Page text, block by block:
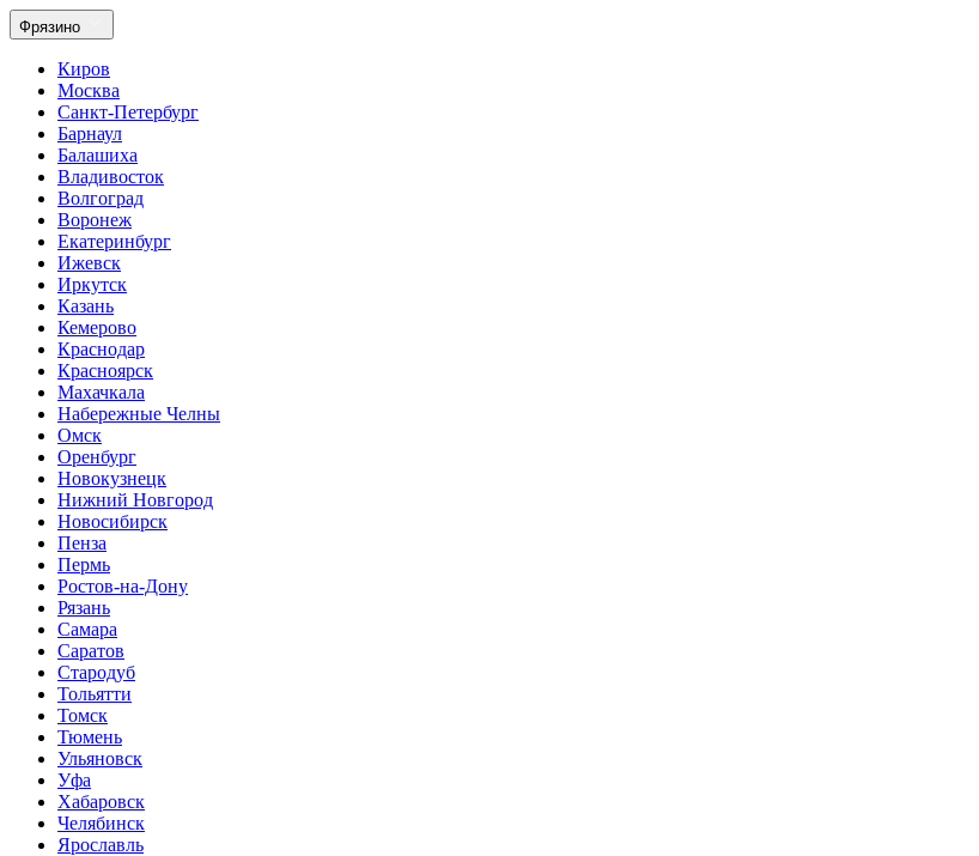
Фрязино
Киров
Москва
Санкт-Петербург
Барнаул
Балашиха
Владивосток
Волгоград
Воронеж
Екатеринбург
Ижевск
Иркутск
Казань
Кемерово
Краснодар
Красноярск
Махачкала
Набережные Челны
Омск
Оренбург
Новокузнецк
Нижний Новгород
Новосибирск
Пенза
Пермь
Ростов-на-Дону
Рязань
Самара
Саратов
Стародуб
Тольятти
Томск
Тюмень
Ульяновск
Уфа
Хабаровск
Челябинск
Ярославль